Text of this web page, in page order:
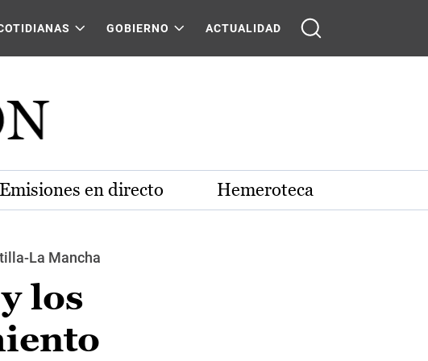
GOBIERNO ACTUALIDAD
Emisiones en directo Hemeroteca
La Mancha
los